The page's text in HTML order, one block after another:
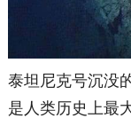
泰坦尼克号沉没
是人类历史上最